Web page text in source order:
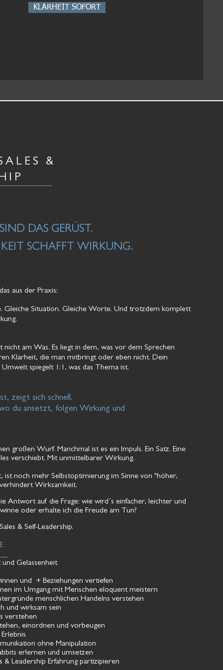
KLARHEIT SOFORT
&
DAS GERÜST.
SCHAFFT WIRKUNG.
aus der Praxis:
Gleiche Situation. Gleiche Worte. Und trotzdem komplett
am Was. Es liegt in dem, was vor dem Sprechen
Klarheit, die man mitbringt oder eben nicht. Dein
spiegelt 1:1, was das Thema ist.
zeigt sich schnell.
du ansetzt, folgen Wirkung und
großen Wurf. Manchmal ist es ein Impuls. Ein Satz. Eine
verschiebt. Mit unmittelbarer Wirkung.
ist noch mehr Selbstoptimierung im Sinne von "höher,
Wirksamkeit.
Antwort auf die Frage: wie wird´s einfacher, leichter und
oder erhalte ich die Freude am Tun?
& Self-Leadership.
Gelassenheit
und + Beziehungen vertiefen​
im Umgang mit Menschen eloquent meistern​
menschlichen Handelns verstehen​
und wirksam sein
verstehen
einordnen und vorbeugen
ohne Manipulation
erlernen und umsetzen
& Leadership Erfahrung​ partizipieren